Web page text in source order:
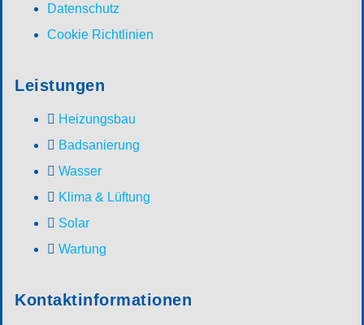
Datenschutz
Cookie Richtlinien
Leistungen
Heizungsbau
Badsanierung
Wasser
Klima & Lüftung
Solar
Wartung
Kontaktinformationen